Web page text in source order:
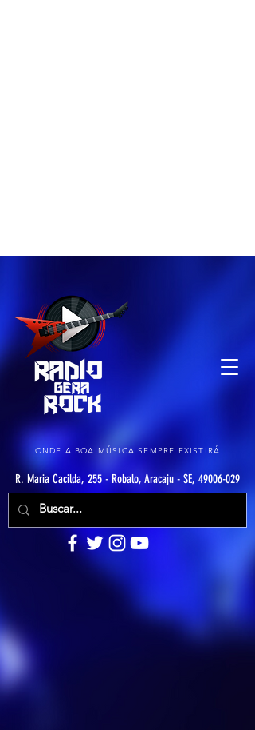
ONDE A BOA MÚSICA SEMPRE EXISTIRÁ
R. Maria Cacilda, 255 - Robalo, Aracaju - SE, 49006-029